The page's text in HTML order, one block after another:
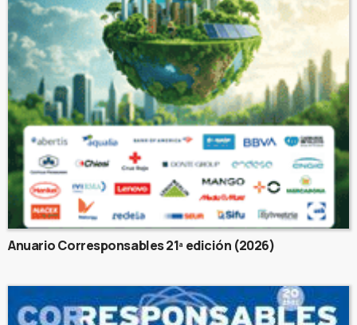
Anuario Corresponsables 21ª edición (2026)